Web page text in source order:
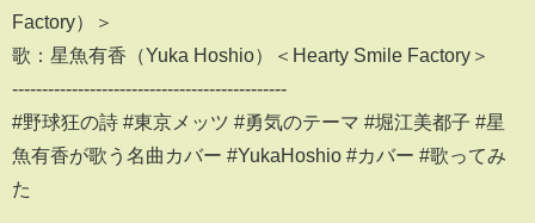
Factory）＞
歌：星魚有香（Yuka Hoshio）＜Hearty Smile Factory＞
----------------------------------------------
#野球狂の詩 #東京メッツ #勇気のテーマ #堀江美都子 #星
魚有香が歌う名曲カバー #YukaHoshio #カバー #歌ってみ
た